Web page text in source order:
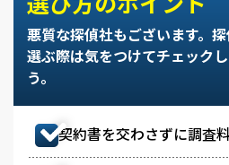
悪質な探偵社もございます。
選ぶ際は気をつけてチェック
う。
契約書を交わさずに調査